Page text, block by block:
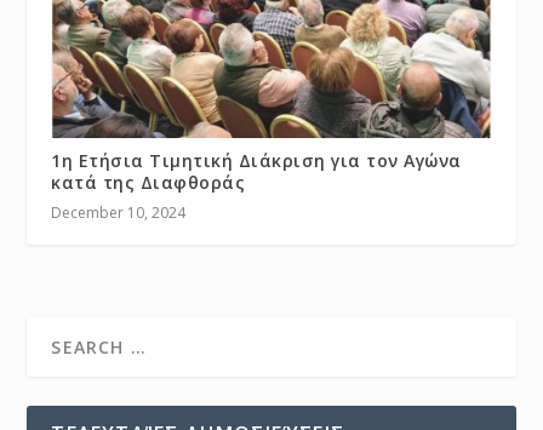
1η Ετήσια Τιμητική Διάκριση για τον Αγώνα
κατά της Διαφθοράς
December 10, 2024